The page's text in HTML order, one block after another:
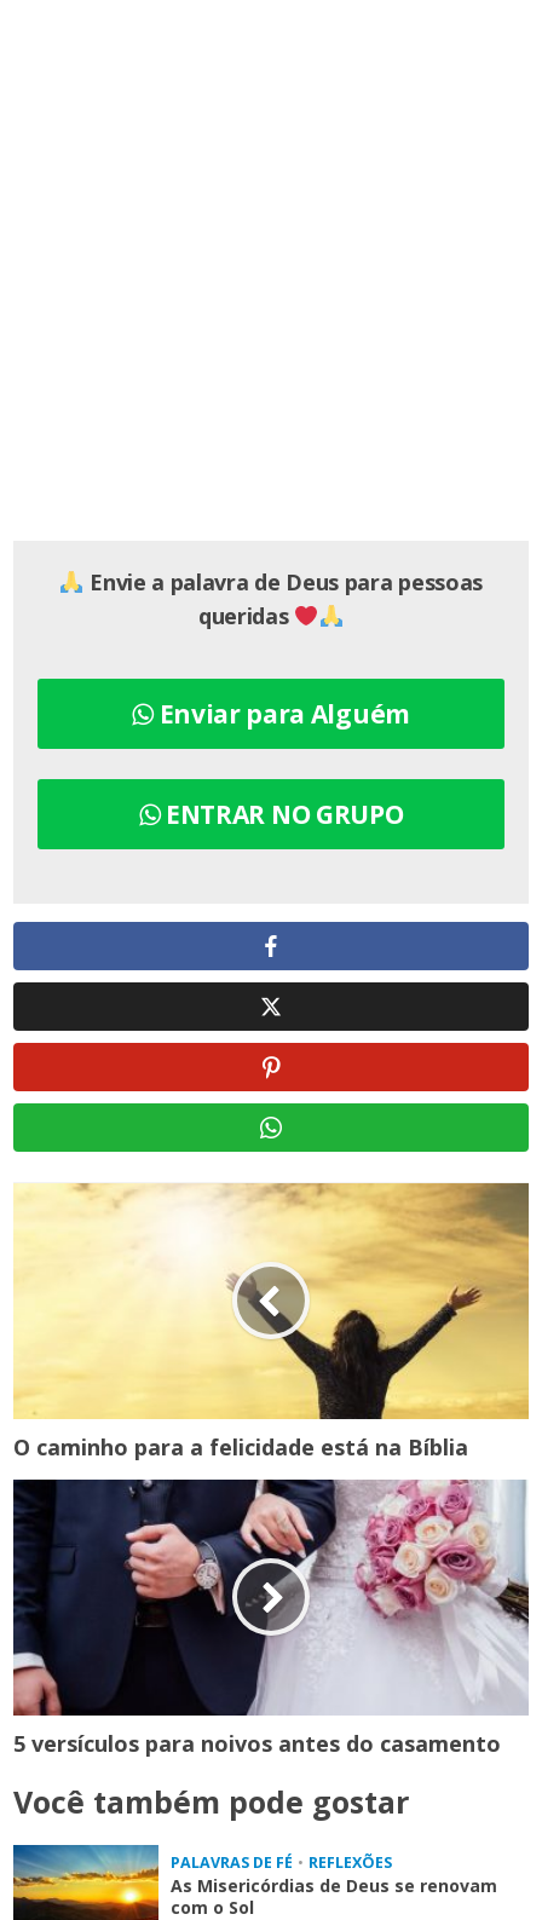
Envie a palavra de Deus para pessoas
queridas
Enviar para Alguém
ENTRAR NO GRUPO
O caminho para a felicidade está na Bíblia
5 versículos para noivos antes do casamento
Você também pode gostar
PALAVRAS DE FÉ • REFLEXÕES
As Misericórdias de Deus se renovam
com o Sol